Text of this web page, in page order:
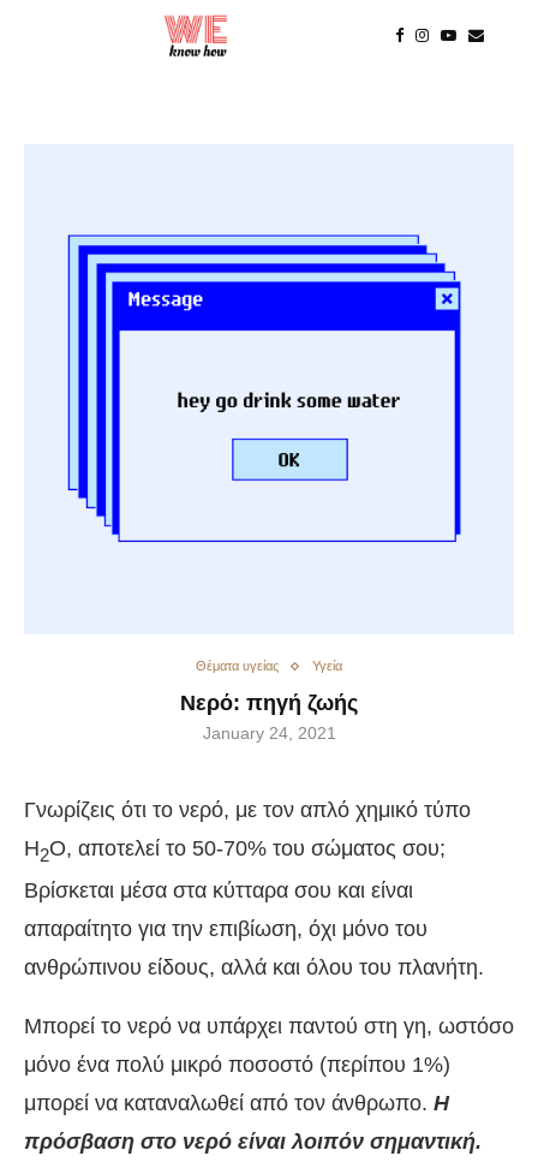
Θέματα υγείας Υγεία
Νερό: πηγή ζωής
January 24, 2021
Γνωρίζεις ότι το νερό, με τον απλό χημικό τύπο
H2O, αποτελεί το 50-70% του σώματος σου;
Βρίσκεται μέσα στα κύτταρα σου και είναι
απαραίτητο για την επιβίωση, όχι μόνο του
ανθρώπινου είδους, αλλά και όλου του πλανήτη.
Μπορεί το νερό να υπάρχει παντού στη γη, ωστόσο
μόνο ένα πολύ μικρό ποσοστό (περίπου 1%)
μπορεί να καταναλωθεί από τον άνθρωπο. Η
πρόσβαση στο νερό είναι λοιπόν σημαντική.